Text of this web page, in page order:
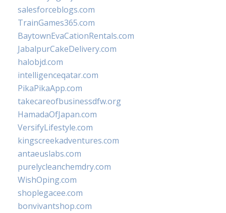
salesforceblogs.com
TrainGames365.com
BaytownEvaCationRentals.com
JabalpurCakeDelivery.com
halobjd.com
intelligenceqatar.com
PikaPikaApp.com
takecareofbusinessdfw.org
HamadaOfJapan.com
VersifyLifestyle.com
kingscreekadventures.com
antaeuslabs.com
purelycleanchemdry.com
WishOping.com
shoplegacee.com
bonvivantshop.com